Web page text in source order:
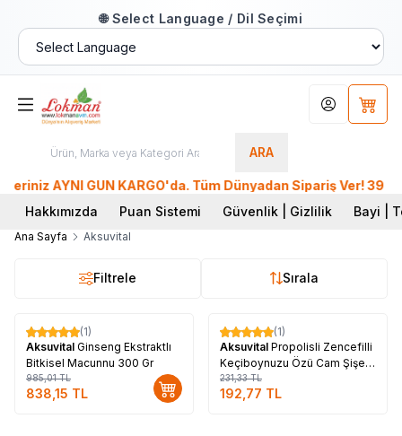
🌐 Select Language / Dil Seçimi
ARA
Hesabım
AYNI GÜN KARGO'da. Tüm Dünyadan Sipariş Ver! 39
Hakkımızda
Puan Sistemi Güvenlik | Gizlilik Bayi |
Ana Sayfa Aksuvital
Filtrele Sırala
%15
(1)
Aksuvital Ginseng Ekstraktlı
Bitkisel Macunnu 300 Gr
985,01TL
838,15 TL
%17
(1)
Aksuvital Propolisli Zencefilli
Keçiboynuzu Özü Cam Şişe
350 Gr
231,33TL
192,77 TL